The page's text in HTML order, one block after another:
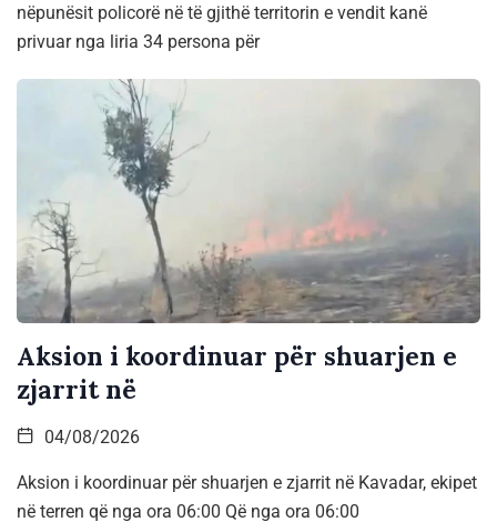
nëpunësit policorë në të gjithë territorin e vendit kanë
privuar nga liria 34 persona për
Aksion i koordinuar për shuarjen e
zjarrit në
04/08/2026
Aksion i koordinuar për shuarjen e zjarrit në Kavadar, ekipet
në terren që nga ora 06:00 Që nga ora 06:00